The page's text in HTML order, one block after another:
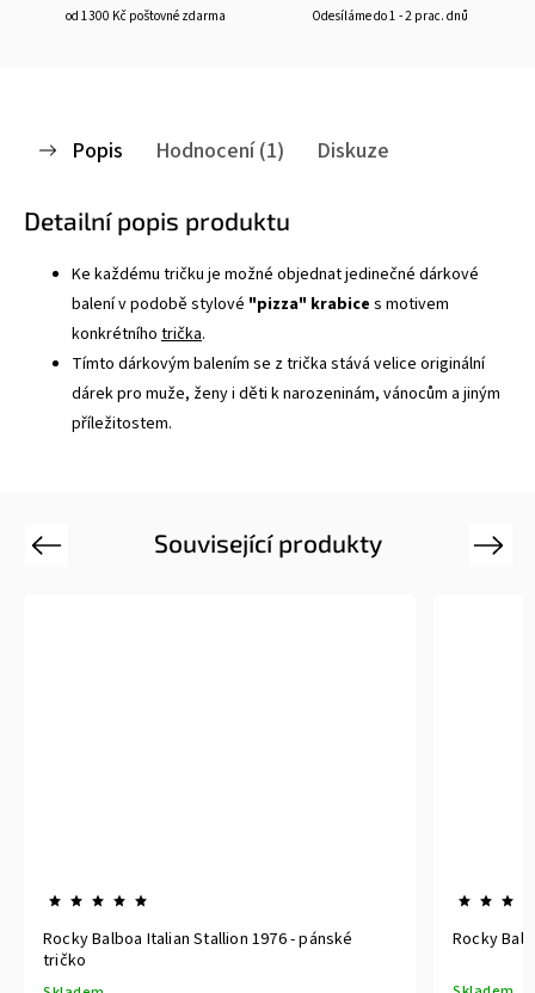
od 1300 Kč poštovné zdarma Odesíláme do 1 - 2 prac. dnů
Popis Hodnocení (1) Diskuze
Detailní popis produktu
Ke každému tričku je možné objednat jedinečné dárkové
balení v podobě stylové "pizza" krabice s motivem
konkrétního trička.
Tímto dárkovým balením se z trička stává velice originální
dárek pro muže, ženy i děti k narozeninám, vánocům a jiným
příležitostem.
Související produkty
Previous
Rocky Balboa Italian Stallion 1976 - pánské
tričko
Rocky
Next